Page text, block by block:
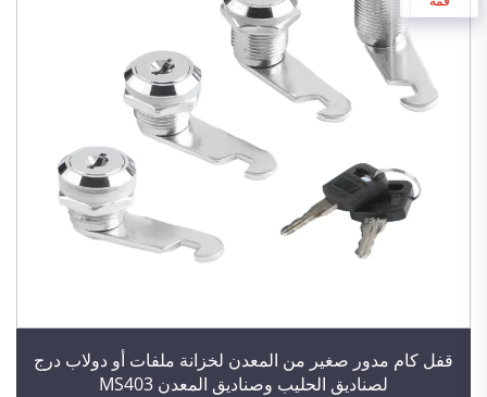
قفل كام مدور صغير من المعدن لخزانة ملفات أو دولاب درج
لصناديق الحليب وصناديق المعدن MS403